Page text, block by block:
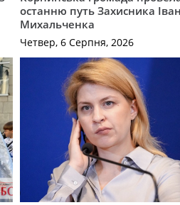
останню путь Захисника
Михальченка
Четвер, 6 Серпня, 2026